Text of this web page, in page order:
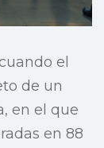
el
de un
en el que
en 88